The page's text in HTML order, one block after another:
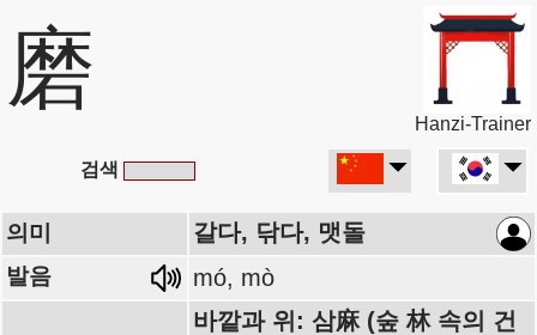
磨
Hanzi-Trainer
검색
의미 갈다, 닦다, 맷돌
발음 mó, mò
바깥과 위: 삼麻 (숲 林 속의 건